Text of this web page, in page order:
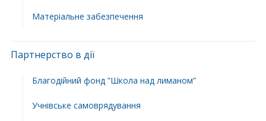
Матеріальне забезпечення
Партнерство в дії
Благодійний фонд ”Школа над лиманом”
Учнівське самоврядування